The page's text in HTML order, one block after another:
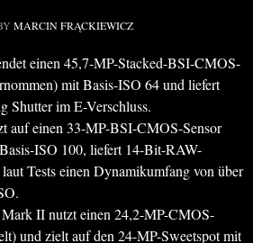
MARCIN FRĄCKIEWICZ
einen 45,7-MP-Stacked-BSI-CMOS-
mit Basis-ISO 64 und liefert
Shutter im E-Verschluss.
auf einen 33-MP-BSI-CMOS-Sensor
ISO 100, liefert 14-Bit-RAW-
Tests einen Dynamikumfang von über
II nutzt einen 24,2-MP-CMOS-
und zielt auf den 24-MP-Sweetspot mit